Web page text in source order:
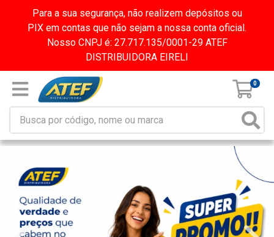
Para a sua segurança, não realizem depósitos ou
PIX em contas que não sejam a nossa conta oficial.
Nosso CNPJ é: 27.717.135/0001-29 ATEF
DISTRIBUIDORA EIRELI
0